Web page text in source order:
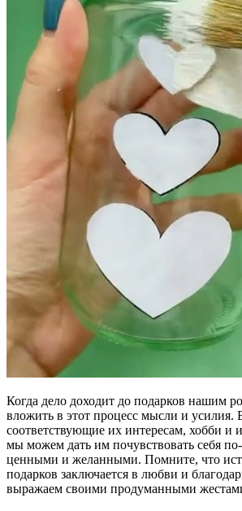
Когда дело доходит до подарков нашим
вложить в этот процесс мысли и усилия.
соответствующие их интересам, хобби и
мы можем дать им почувствовать себя
ценными и желанными. Помните, что
подарков заключается в любви и
выражаем своими продуманными